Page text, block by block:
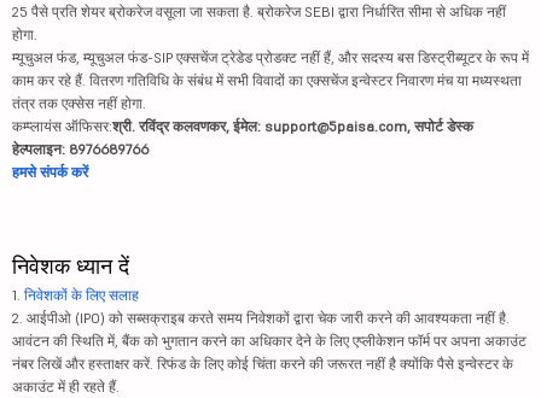
25 पैसे प्रति शेयर ब्रोकरेज वसूला जा सकता है. ब्रोकरेज SEBI द्वारा निर्धारित सीमा से अधिक नहीं
होगा.
म्यूचुअल फंड, म्यूचुअल फंड-SIP एक्सचेंज ट्रेडेड प्रोडक्ट नहीं हैं, और सदस्य बस डिस्ट्रीब्यूटर के रूप में
काम कर रहे हैं. वितरण गतिविधि के संबंध में सभी विवादों का एक्सचेंज इन्वेस्टर निवारण मंच या मध्यस्थता
तंत्र तक एक्सेस नहीं होगा.
कम्प्लायंस ऑफिसर:श्री. रविंद्र कलवणकर, ईमेल: support@5paisa.com, सपोर्ट डेस्क
हेल्पलाइन: 8976689766
हमसे संपर्क करें
निवेशक ध्यान दें
1. निवेशकों के लिए सलाह
2. आईपीओ (IPO) को सब्सक्राइब करते समय निवेशकों द्वारा चेक जारी करने की आवश्यकता नहीं है.
आवंटन की स्थिति में, बैंक को भुगतान करने का अधिकार देने के लिए एप्लीकेशन फॉर्म पर अपना अकाउंट
नंबर लिखें और हस्ताक्षर करें. रिफंड के लिए कोई चिंता करने की जरूरत नहीं है क्योंकि पैसे इन्वेस्टर के
अकाउंट में ही रहते हैं.